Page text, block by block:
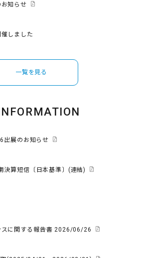
知らせ
しました
一覧を見る
出展のお知らせ
決算短信〔日本基準〕(連結)
スに関する報告書 2026/06/26